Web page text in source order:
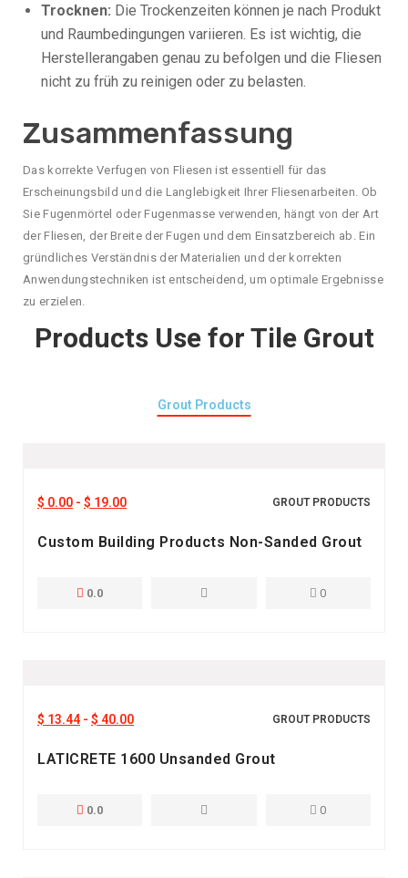
Trocknen: Die Trockenzeiten können je nach Produkt
und Raumbedingungen variieren. Es ist wichtig, die
Herstellerangaben genau zu befolgen und die Fliesen
nicht zu früh zu reinigen oder zu belasten.
Zusammenfassung
Das korrekte Verfugen von Fliesen ist essentiell für das
Erscheinungsbild und die Langlebigkeit Ihrer Fliesenarbeiten. Ob
Sie Fugenmörtel oder Fugenmasse verwenden, hängt von der Art
der Fliesen, der Breite der Fugen und dem Einsatzbereich ab. Ein
gründliches Verständnis der Materialien und der korrekten
Anwendungstechniken ist entscheidend, um optimale Ergebnisse
zu erzielen.
Products Use for Tile Grout
Grout Products
$ 0.00 - $ 19.00 GROUT PRODUCTS
Custom Building Products Non-Sanded Grout
0.0 0
$ 13.44 - $ 40.00 GROUT PRODUCTS
LATICRETE 1600 Unsanded Grout
0.0 0